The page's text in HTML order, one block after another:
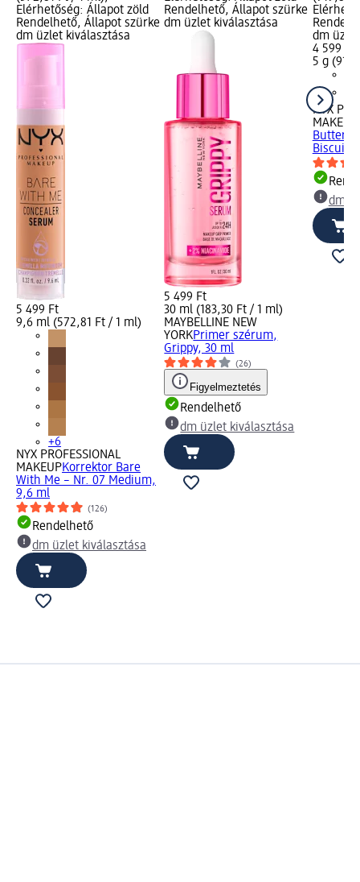
Elérhetőség: Állapot zöld
Rendelhető, Állapot szürke
dm üzlet kiválasztása
5 499 Ft
9,6 ml (572,81 Ft / 1 ml)
+6
NYX PROFESSIONAL
MAKEUPKorrektor Bare
With Me – Nr. 07 Medium,
9,6 ml
(126)
Rendelhető
dm üzlet kiválasztása
Rendelhető, Állapot szürke
dm üzlet kiválasztása
5 499 Ft
30 ml (183,30 Ft / 1 ml)
MAYBELLINE NEW
YORKPrimer szérum,
Grippy, 30 ml
(26)
Figyelmeztetés
Rendelhető
dm üzlet kiválasztása
dm
4 599 Ft
5 g
NYX
MAKEUP
Biscuit,
dm